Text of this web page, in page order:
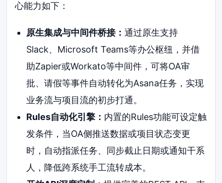
心能力如下：
原生集成与中间件桥接： 通过原生支持
Slack、Microsoft Teams等办公枢纽，并借
助Zapier或Workato等中间件，可将OA审
批、请假等事件自动转化为Asana任务，实现
业务流与项目流的初步打通。
Rules自动化引擎： 内置的Rules功能可设定触
发条件，当OA侧推送数据或项目状态变更
时，自动指派任务、同步截止日期或通知干系
人，降低跨系统手工流转成本。